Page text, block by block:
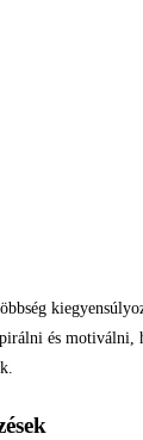
és motiválni,